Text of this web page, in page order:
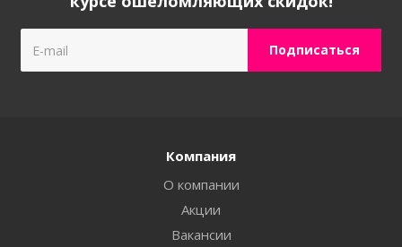
Компания
О компании
Акции
Вакансии